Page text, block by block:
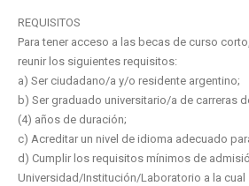
REQUISITOS
Para tener acceso a las becas de curso
reunir los siguientes requisitos:
a) Ser ciudadano/a y/o residente argentino;
b) Ser graduado universitario/a de carreras
(4) años de duración;
c) Acreditar un nivel de idioma adecuado
d) Cumplir los requisitos mínimos de
Universidad/Institución/Laboratorio a la cual